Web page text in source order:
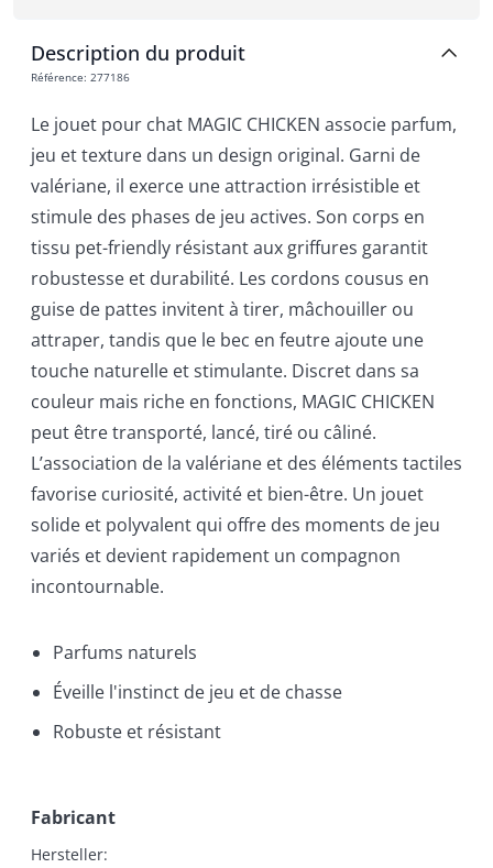
Description du produit
Référence: 277186
Le jouet pour chat MAGIC CHICKEN associe parfum,
jeu et texture dans un design original. Garni de
valériane, il exerce une attraction irrésistible et
stimule des phases de jeu actives. Son corps en
tissu pet-friendly résistant aux griffures garantit
robustesse et durabilité. Les cordons cousus en
guise de pattes invitent à tirer, mâchouiller ou
attraper, tandis que le bec en feutre ajoute une
touche naturelle et stimulante. Discret dans sa
couleur mais riche en fonctions, MAGIC CHICKEN
peut être transporté, lancé, tiré ou câliné.
L’association de la valériane et des éléments tactiles
favorise curiosité, activité et bien-être. Un jouet
solide et polyvalent qui offre des moments de jeu
variés et devient rapidement un compagnon
incontournable.
Parfums naturels
Éveille l'instinct de jeu et de chasse
Robuste et résistant
Fabricant
Hersteller: